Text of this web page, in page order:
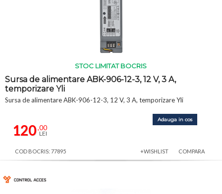
STOC LIMITAT BOCRIS
Sursa de alimentare ABK-906-12-3, 12 V, 3 A,
temporizare Yli
Sursa de alimentare ABK-906-12-3, 12 V, 3 A, temporizare Yli
120,00
LEI
Adauga in cos
COD BOCRIS: 77895 +WISHLIST COMPARA